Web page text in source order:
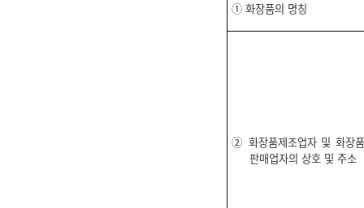
① 화장품의 명칭
② 화장품제조업자 및 화장품
판매업자의 상호 및 주소